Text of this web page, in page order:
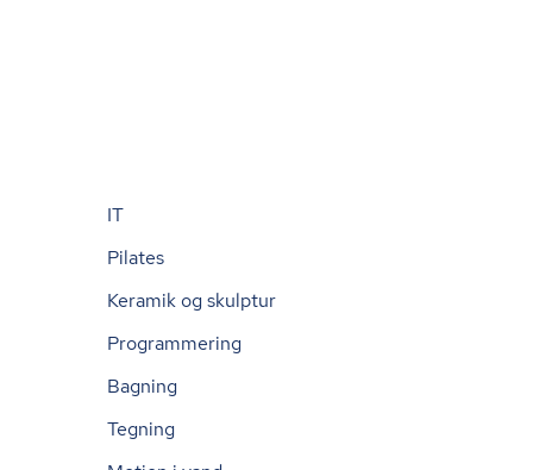
IT
Pilates
Keramik og skulptur
Programmering
Bagning
Tegning